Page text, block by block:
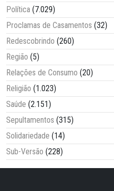
Política (7.029)
Proclamas de Casamentos (32)
Redescobrindo (260)
Região (5)
Relações de Consumo (20)
Religião (1.023)
Saúde (2.151)
Sepultamentos (315)
Solidariedade (14)
Sub-Versão (228)